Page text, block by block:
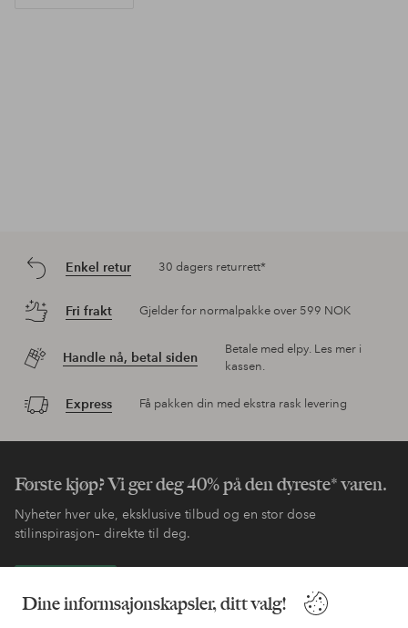
Dine informsajonskapsler, ditt valg!
Enkel retur 30 dagers returrett*
Fri frakt Gjelder for normalpakke over 599 NOK
Handle nå, betal siden
Betale med elpy. Les mer i
kassen.
Express Få pakken din med ekstra rask levering
Første kjøp? Vi ger deg 40% på den dyreste* varen.
Nyheter hver uke, eksklusive tilbud og en stor dose
stilinspirasjon– direkte til deg.